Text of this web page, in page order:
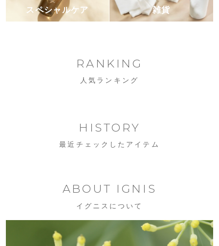
スペシャルケア 雑貨
RANKING
人気ランキング
HISTORY
最近チェックしたアイテム
ABOUT IGNIS
イグニスについて